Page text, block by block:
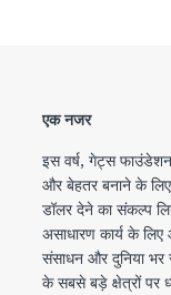
एक नजर
इस वर्ष, गेट्स
और बेहतर बनाने के लिए
डॉलर देने का संकल्प
असाधारण कार्य के
संसाधन और दुनिया भर
के सबसे बड़े क्षेत्रों पर